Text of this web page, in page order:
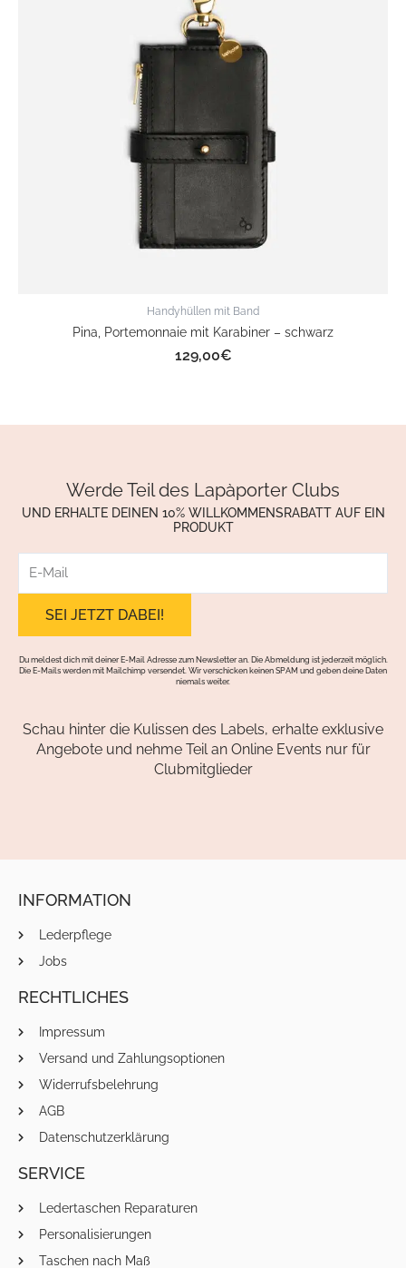
Handyhüllen mit Band
Pina, Portemonnaie mit Karabiner – schwarz
129,00€
Werde Teil des Lapàporter Clubs
UND ERHALTE DEINEN 10% WILLKOMMENSRABATT AUF EIN
PRODUKT
Mail
Du meldest dich mit deiner E-Mail Adresse zum Newsletter an. Die Abmeldung ist jederzeit möglich.
Die E-Mails werden mit Mailchimp versendet. Wir verschicken keinen SPAM und geben deine Daten
niemals weiter.
Schau hinter die Kulissen des Labels, erhalte exklusive
Angebote und nehme Teil an Online Events nur für
Clubmitglieder
INFORMATION
Lederpflege
Jobs
RECHTLICHES
Impressum
Versand und Zahlungsoptionen
Widerrufsbelehrung
AGB
Datenschutzerklärung
SERVICE
Ledertaschen Reparaturen
Personalisierungen
Taschen nach Maß